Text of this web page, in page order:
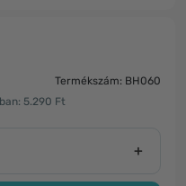
Termékszám: BH060
5.290 Ft
+